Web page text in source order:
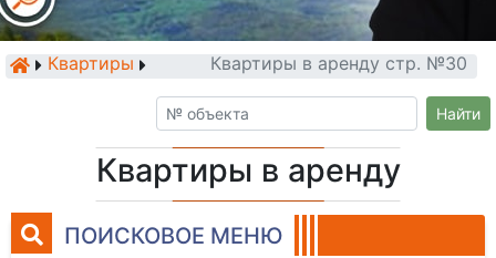
Квартиры Квартиры в аренду стр. №30
Найти
Квартиры в аренду
ПОИСКОВОЕ МЕНЮ